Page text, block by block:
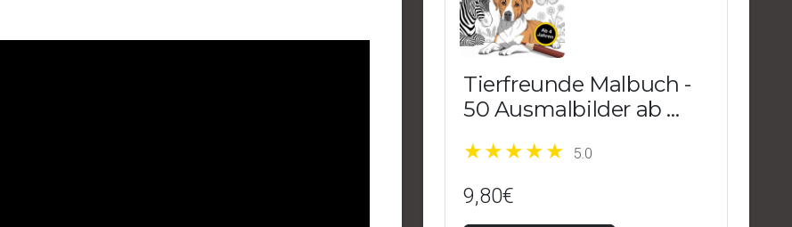
Tierfreunde Malbuch -
50 Ausmalbilder ab 4
5.0
9,80€